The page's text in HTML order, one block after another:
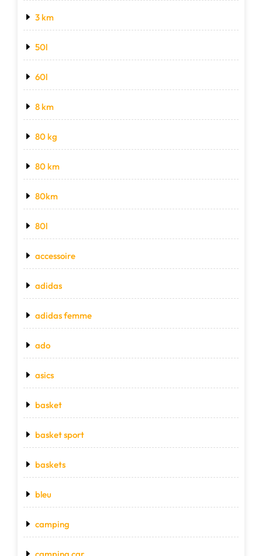
3 km
50l
60l
8 km
80 kg
80 km
80km
80l
accessoire
adidas
adidas femme
ado
asics
basket
basket sport
baskets
bleu
camping